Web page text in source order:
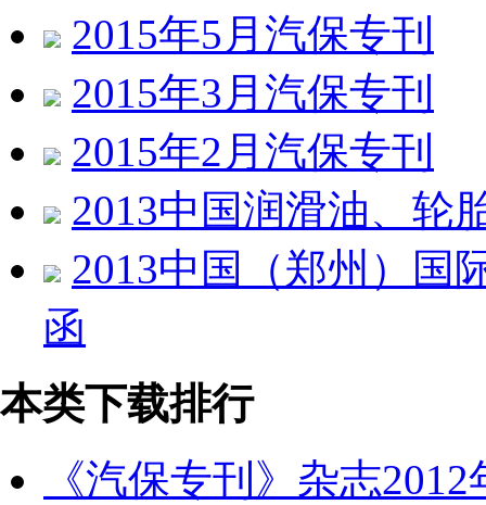
2015年5月汽保专刊
2015年3月汽保专刊
2015年2月汽保专刊
2013中国润滑油、轮
2013中国（郑州）国
函
本类下载排行
《汽保专刊》杂志2012